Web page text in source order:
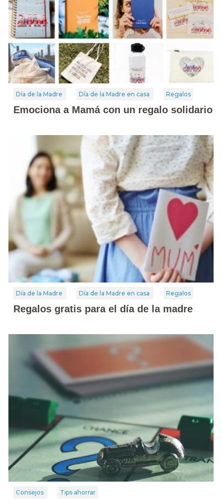
Día de la Madre Día de la Madre en casa Regalos
Emociona a Mamá con un regalo solidario
Día de la Madre Día de la Madre en casa Regalos
Regalos gratis para el día de la madre
Consejos Tips ahorrar